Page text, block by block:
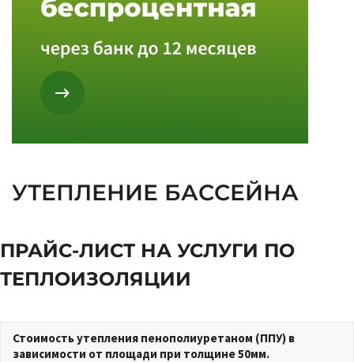
УТЕПЛЕНИЕ БАССЕЙНА
ПРАЙС-ЛИСТ НА УСЛУГИ ПО
ТЕПЛОИЗОЛЯЦИИ
Стоимость утепления пенополиуретаном (ППУ) в
зависимости от площади при толщине 50мм.